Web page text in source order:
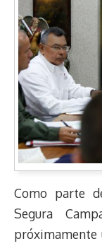
Como parte
Segura
próximamente